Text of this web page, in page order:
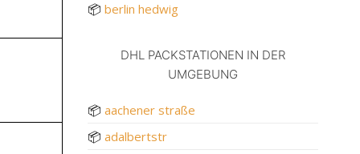
📦 berlin hedwig
DHL PACKSTATIONEN IN DER
UMGEBUNG
📦 aachener straße
📦 adalbertstr